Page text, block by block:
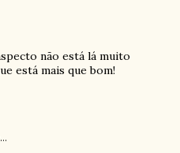
não está lá muito
está mais que bom!